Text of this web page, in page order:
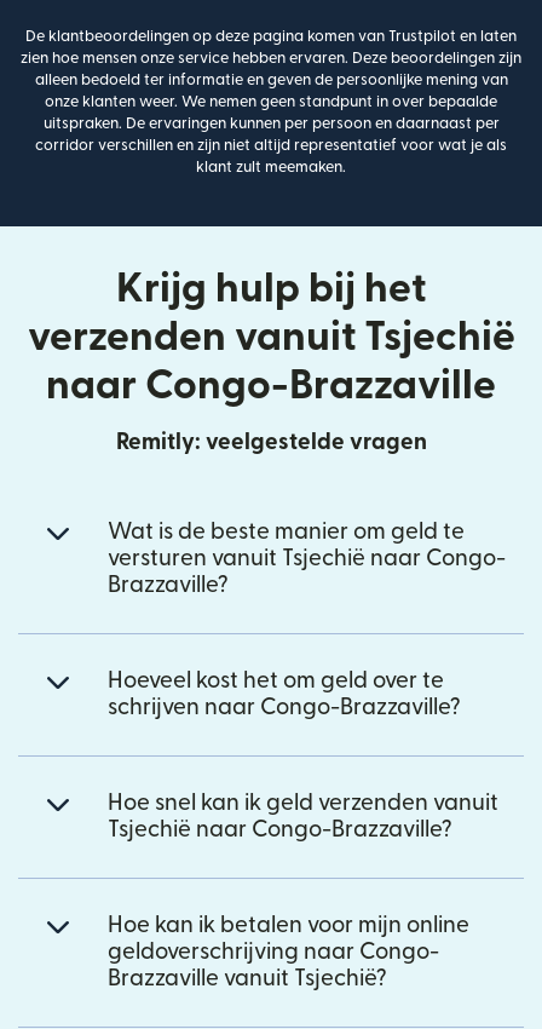
De klantbeoordelingen op deze pagina komen van Trustpilot en laten
zien hoe mensen onze service hebben ervaren. Deze beoordelingen zijn
alleen bedoeld ter informatie en geven de persoonlijke mening van
onze klanten weer. We nemen geen standpunt in over bepaalde
uitspraken. De ervaringen kunnen per persoon en daarnaast per
corridor verschillen en zijn niet altijd representatief voor wat je als
klant zult meemaken.
Krijg hulp bij het
verzenden vanuit Tsjechië
naar Congo-Brazzaville
Remitly: veelgestelde vragen
Wat is de beste manier om geld te
versturen vanuit Tsjechië naar Congo-
Brazzaville?
Hoeveel kost het om geld over te
schrijven naar Congo-Brazzaville?
Hoe snel kan ik geld verzenden vanuit
Tsjechië naar Congo-Brazzaville?
Hoe kan ik betalen voor mijn online
geldoverschrijving naar Congo-
Brazzaville vanuit Tsjechië?